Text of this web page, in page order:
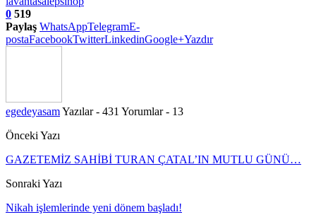
0 519
Paylaş WhatsAppTelegramE-
postaFacebookTwitterLinkedinGoogle+Yazdır
egedeyasamYazılar - 431 Yorumlar - 13
Önceki Yazı
GAZETEMİZ SAHİBİ TURAN ÇATAL’IN MUTLU GÜNÜ…
Sonraki Yazı
Nikah işlemlerinde yeni dönem başladı!